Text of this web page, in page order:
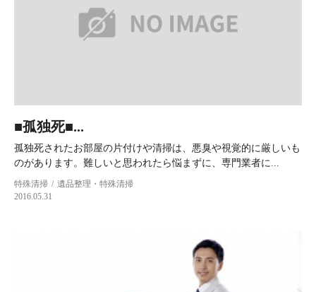
■孤独死■...
孤独死されたお部屋の片付けや清掃は、悪臭や視覚的に厳しいも
のがあります。難しいと思われたら悩まずに、専門業者に...
特殊清掃
遺品整理・特殊清掃
2016.05.31